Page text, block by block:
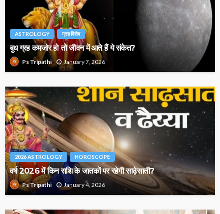
ASTROLOGY ग्रह विशेष
बुध ग्रह कमजोर हो तो जीवन में आते हैं ये संकेत?
Ps Tripathi January 7, 2026
2026 ASTROLOGY HOROSCOPE
वर्ष 2026 में किन राशि के जातकों पर रहेगी साढ़ेसाती?
Ps Tripathi January 4, 2026